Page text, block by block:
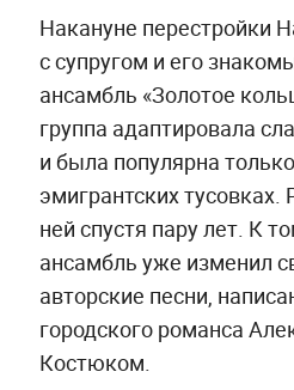
Накануне перестройки
с супругом и его
ансамбль «Золотое
группа адаптировала
и была популярна
эмигрантских тусовках.
ней спустя пару лет. К
ансамбль уже изменил
авторские песни,
городского романса
Костюком.